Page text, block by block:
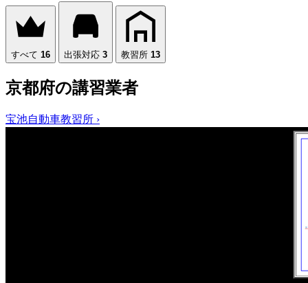
すべて 16 出張対応 3 教習所 13
京都府の講習業者
宝池自動車教習所 ›